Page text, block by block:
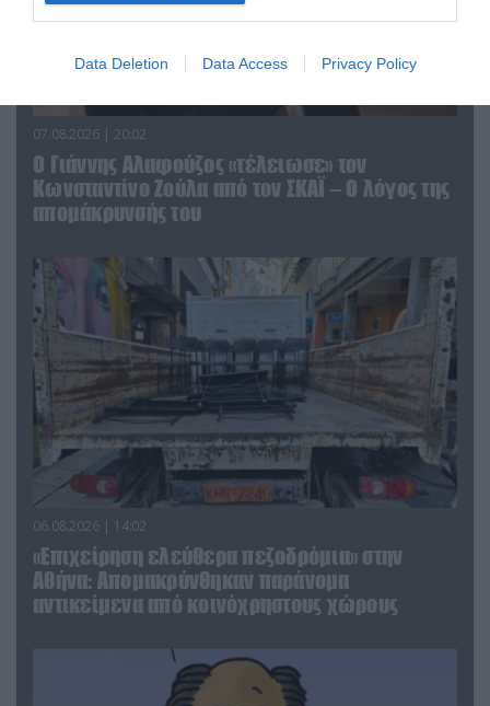
Data Deletion Data Access Privacy Policy
07.08.2026 | 20:02
Ο Γιάννης Αλαφούζος «τέλειωσε» τον
Κωνσταντίνο Ζούλα από τον ΣΚΑΪ – Ο λόγος της
απομάκρυνσής του
06.08.2026 | 14:02
«Επιχείρηση ελεύθερα πεζοδρόμια» στην
Αθήνα: Απομακρύνθηκαν παράνομα
αντικείμενα από κοινόχρηστους χώρους